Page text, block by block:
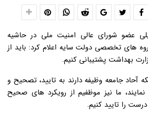
عضو شورای عالی امنیت ملی در حاشیه
های تخصصی دولت سایه اعلام کرد: باید از
بهداشت پشتیبانی کنیم.
آحاد جامعه وظیفه دارند به تایید، تصحیح و
ما نیز موظفیم از رویکرد های صحیح
را تایید کنیم.